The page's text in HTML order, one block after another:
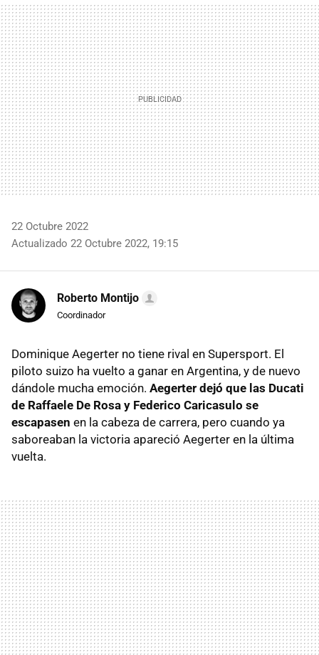
MAIL
22 Octubre 2022
Actualizado 22 Octubre 2022, 19:15
Roberto Montijo
Coordinador
Dominique Aegerter no tiene rival en Supersport. El
piloto suizo ha vuelto a ganar en Argentina, y de nuevo
dándole mucha emoción. Aegerter dejó que las Ducati
de Raffaele De Rosa y Federico Caricasulo se
escapasen en la cabeza de carrera, pero cuando ya
saboreaban la victoria apareció Aegerter en la última
vuelta.